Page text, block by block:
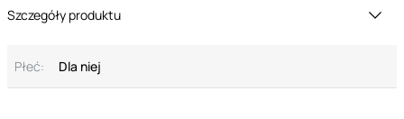
Szczegóły produktu
Płeć: Dla niej